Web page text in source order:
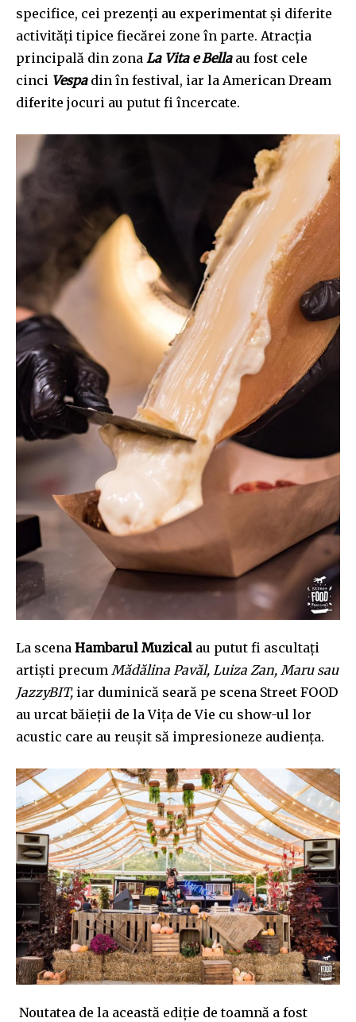
specifice, cei prezenți au experimentat și diferite
activități tipice fiecărei zone în parte. Atracția
principală din zona La Vita e Bellaau fost cele
cinci Vespa din în festival, iar la American Dream
diferite jocuri au putut fi încercate.
La scena Hambarul Muzical au putut fi ascultați
artiști precum Mădălina Pavăl, Luiza Zan, Maru sau
JazzyBIT, iar duminică seară pe scena Street FOOD
au urcat băieții de la Vița de Vie cu show-ul lor
acustic care au reușit să impresioneze audiența.
Noutatea de la această ediție de toamnă a fost